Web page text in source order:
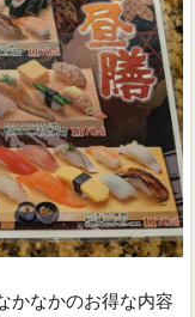
かなかのお得な内容